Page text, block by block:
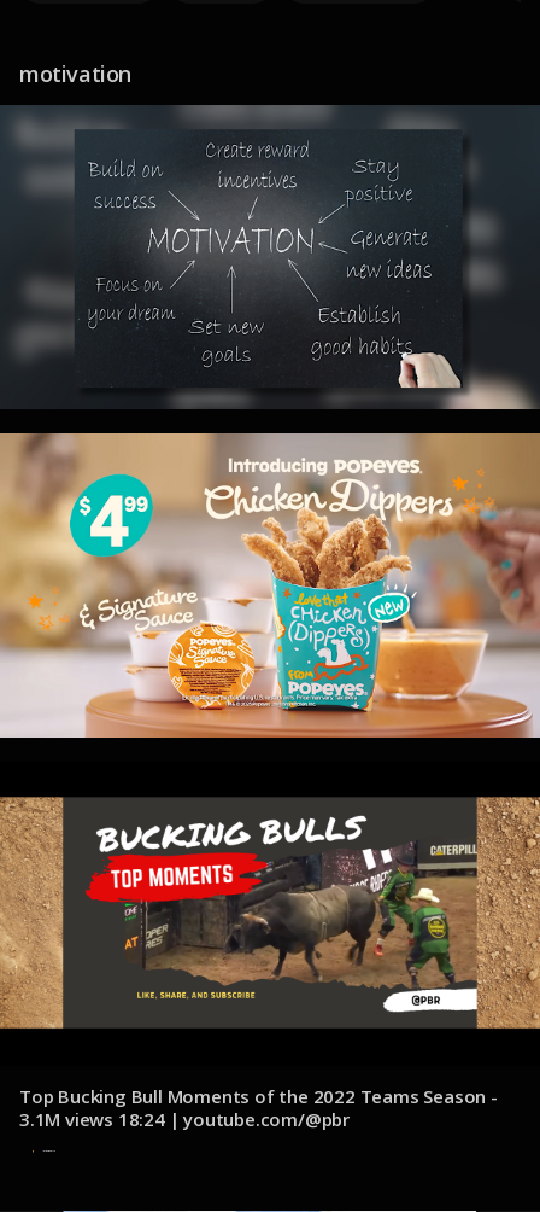
motivation
Top Bucking Bull Moments of the 2022 Teams Season -
3.1M views 18:24 | youtube.com/@pbr